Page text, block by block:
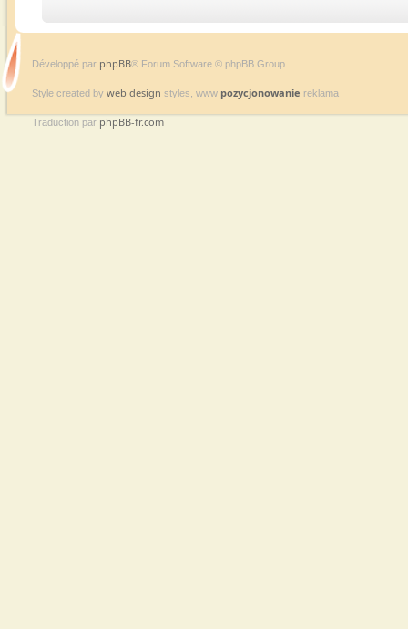
Développé par phpBB® Forum Software © phpBB Group
Style created by web design styles, www pozycjonowanie reklama
Traduction par phpBB-fr.com